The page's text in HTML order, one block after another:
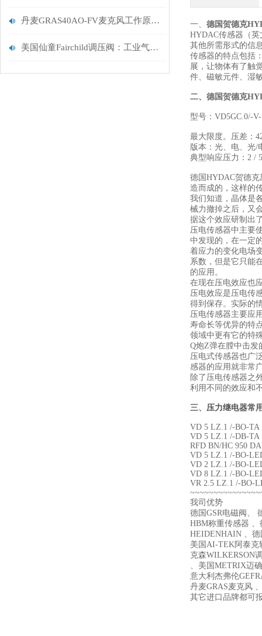
丹麦GRAS40AO-FV麦克风工作原理描述
美国仙童Fairchild调压阀：工业气动系统中的压力控制单元
一、 德国贺德克
HYDAC传感器（英
其他所需形式的信
传感器的特点包括
展，让物体有了触
件、磁敏元件、湿
二、 德国贺德克
型号：VD5GC.0/-V-
最大限度。压差：
版本：光、电、光/
典型响应压力：2 /
德国HYDAC贺德
造而成的，这样的
我们知道，晶体是
械力撤掉之后，又
据这个效应研制出
压电传感器中主要
中发现的，在一定
着应力的变化电场
系数，但是它只能
的应用。
在现在压电效应也
压电效应是压电传
得到保存。实际的
压电传感器主要应
寿命长等优异的特
领域中更有它的特
Q炮Z弹在膛中击发
压电式传感器也广
感器的应用就非常
除了压电传感器之
利用不同的效应和
三、 压力继电器常
VD 5 LZ.1 /-BO-TA
VD 5 LZ.1 /-DB-TA
RFD BN/HC 950
VD 5 LZ.1 /-BO-
VD 2 LZ.1 /-BO-
VD 8 LZ.1 /-BO-
VR 2.5 LZ.1 /-BO-
我司优势
德国GSR电磁阀、
HBM称重传感器
HEIDENHAIN 、德
美国AI-TEK阿泰克
克森WILKERSON
、美国METRIX迈确
意大利杰弗伦
丹麦GRAS麦克风
其它进口品牌都可